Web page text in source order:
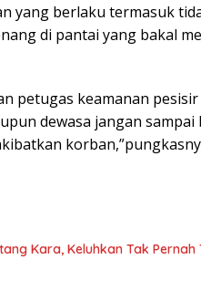
yang berlaku termasuk
di pantai yang bakal
petugas keamanan
dewasa jangan
Kara, Keluhkan Tak Pernah